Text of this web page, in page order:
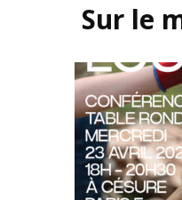
Sur le